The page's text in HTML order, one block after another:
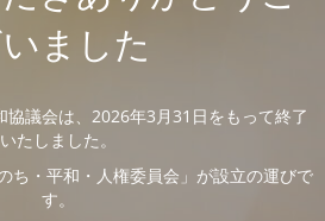
ました
協議会は、2026年3月31日をもって終了
いたしました。
ち・平和・人権委員会」が設立の運びで
す。